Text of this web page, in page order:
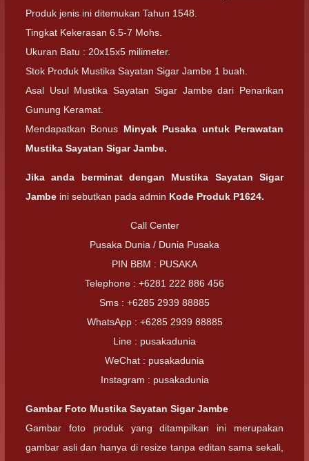
Produk jenis ini ditemukan Tahun 1548.
Tingkat Kekerasan 6.5-7 Mohs.
Ukuran Batu : 20x15x5 milimeter.
Stok Produk Mustika Sayatan Sigar Jambe 1 buah.
Asal Usul Mustika Sayatan Sigar Jambe dari Penarikan
Gunung Keramat.
Mendapatkan Bonus Minyak Pusaka untuk Perawatan
Mustika Sayatan Sigar Jambe.
Jika anda berminat dengan Mustika Sayatan Sigar
Jambe ini sebutkan pada admin Kode Produk P1624.
Call Center
Pusaka Dunia / Dunia Pusaka
PIN BBM : PUSAKA
Telephone : +6281 222 886 456
Sms : +6285 2939 88885
WhatsApp : +6285 2939 88885
Line : pusakadunia
WeChat : pusakadunia
Instagram : pusakadunia
Gambar Foto Mustika Sayatan Sigar Jambe
Gambar foto produk yang ditampilkan ini merupakan
gambar asli dan hanya di resize tanpa editan sama sekali,